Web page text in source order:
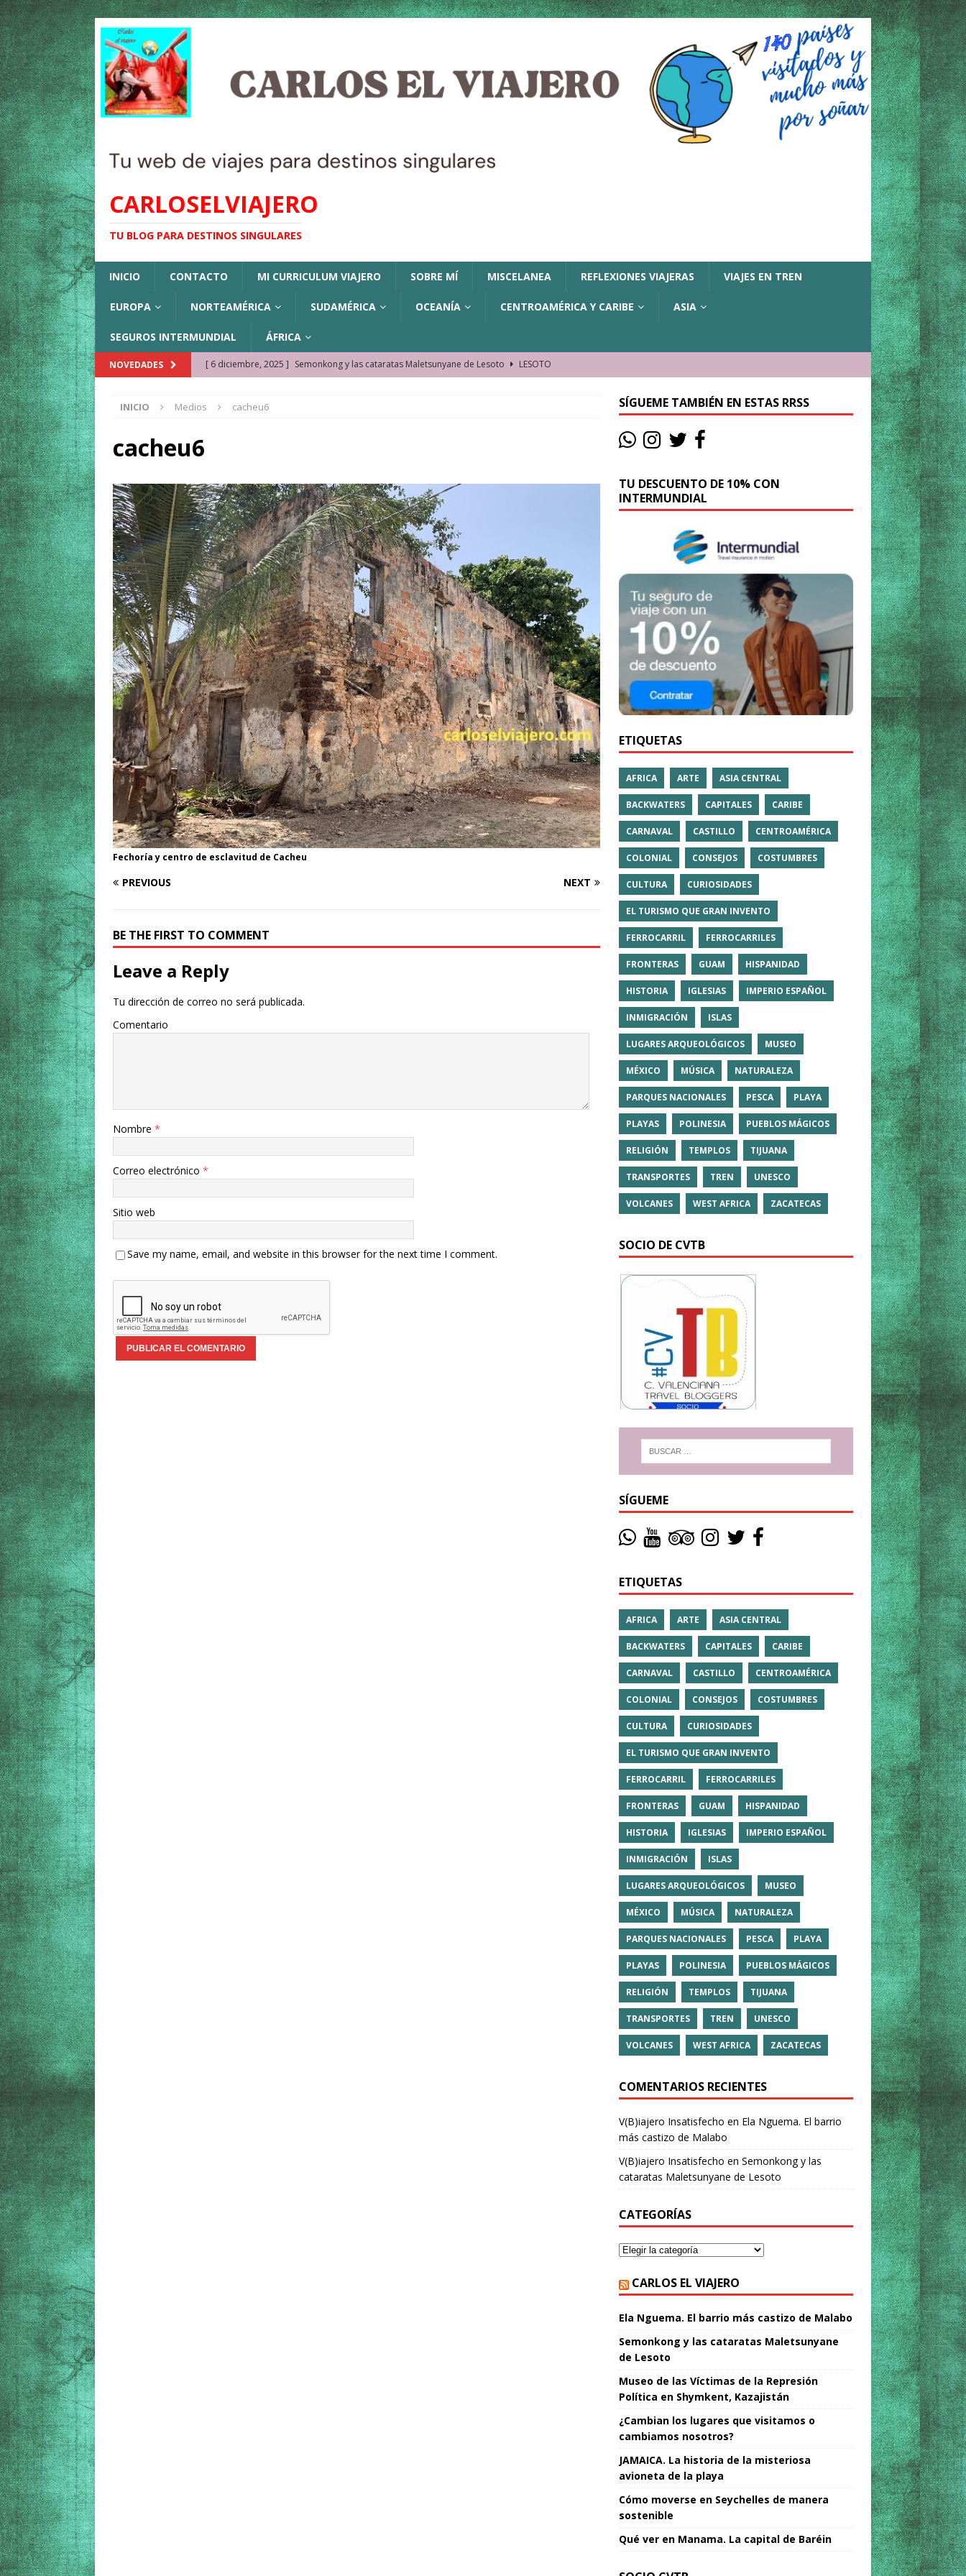
CARLOSELVIAJERO
TU BLOG PARA DESTINOS SINGULARES
INICIO CONTACTO MI CURRICULUM VIAJERO SOBRE MÍ MISCELANEA REFLEXIONES VIAJERAS VIAJES EN TREN
EUROPA NORTEAMÉRICA SUDAMÉRICA OCEANÍA CENTROAMÉRICA Y CARIBE ASIA
SEGUROS INTERMUNDIAL ÁFRICA
NOVEDADES [ 6 diciembre, 2025 ] Semonkong y las cataratas Maletsunyane de Lesoto
LESOTO
KAZAJISTÁN
[ 9 octubre, 2025 ] JAMAICA. La historia de la misteriosa avioneta de la playa
JAMAICA
[ 27 septiembre, 2025 ] Cómo moverse en Seychelles de manera sostenible
[ 3 agosto, 2025 ] Qué ver en Manama. La capital de Baréin
BARÉIN
[ 15 marzo, 2026 ] Ela Nguema. El barrio más castizo de Malabo GUINEA ECUATORIAL
INICIO Medios cacheu6
cacheu6
Fechoría y centro de esclavitud de Cacheu
PREVIOUS NEXT
BE THE FIRST TO COMMENT
Leave a Reply
Tu dirección de correo no será publicada.
Comentario
Nombre *
Correo electrónico *
Sitio web
Save my name, email, and website in this browser for the next time I comment.
SÍGUEME TAMBIÉN EN ESTAS RRSS
TU DESCUENTO DE 10% CON
INTERMUNDIAL
ETIQUETAS
AFRICA ARTE ASIA CENTRAL
BACKWATERS CAPITALES CARIBE
CARNAVAL CASTILLO CENTROAMÉRICA
COLONIAL CONSEJOS COSTUMBRES
CULTURA CURIOSIDADES
EL TURISMO QUE GRAN INVENTO
FERROCARRIL FERROCARRILES
FRONTERAS GUAM HISPANIDAD
HISTORIA IGLESIAS IMPERIO ESPAÑOL
INMIGRACIÓN ISLAS
LUGARES ARQUEOLÓGICOS MUSEO
MÉXICO MÚSICA NATURALEZA
PARQUES NACIONALES PESCA PLAYA
PLAYAS POLINESIA PUEBLOS MÁGICOS
RELIGIÓN TEMPLOS TIJUANA
TRANSPORTES TREN UNESCO
VOLCANES WEST AFRICA ZACATECAS
SOCIO DE CVTB
SÍGUEME
ETIQUETAS
AFRICA ARTE ASIA CENTRAL
BACKWATERS CAPITALES CARIBE
CARNAVAL CASTILLO CENTROAMÉRICA
COLONIAL CONSEJOS COSTUMBRES
CULTURA CURIOSIDADES
EL TURISMO QUE GRAN INVENTO
FERROCARRIL FERROCARRILES
FRONTERAS GUAM HISPANIDAD
HISTORIA IGLESIAS IMPERIO ESPAÑOL
INMIGRACIÓN ISLAS
LUGARES ARQUEOLÓGICOS MUSEO
MÉXICO MÚSICA NATURALEZA
PARQUES NACIONALES PESCA PLAYA
PLAYAS POLINESIA PUEBLOS MÁGICOS
RELIGIÓN TEMPLOS TIJUANA
TRANSPORTES TREN UNESCO
VOLCANES WEST AFRICA ZACATECAS
COMENTARIOS RECIENTES
V(B)iajero Insatisfecho en Ela Nguema. El barrio
más castizo de Malabo
V(B)iajero Insatisfecho en Semonkong y las
cataratas Maletsunyane de Lesoto
CATEGORÍAS
CARLOS EL VIAJERO
Ela Nguema. El barrio más castizo de Malabo
Semonkong y las cataratas Maletsunyane
de Lesoto
Museo de las Víctimas de la Represión
Política en Shymkent, Kazajistán
¿Cambian los lugares que visitamos o
cambiamos nosotros?
JAMAICA. La historia de la misteriosa
avioneta de la playa
Cómo moverse en Seychelles de manera
sostenible
Qué ver en Manama. La capital de Baréin